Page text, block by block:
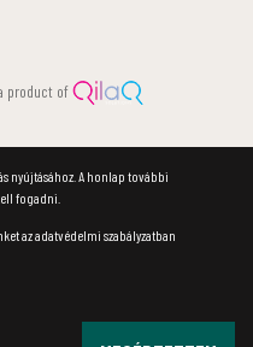
product of
nyújtásához. A honlap további
fogadni.
az adatvédelmi szabályzatban